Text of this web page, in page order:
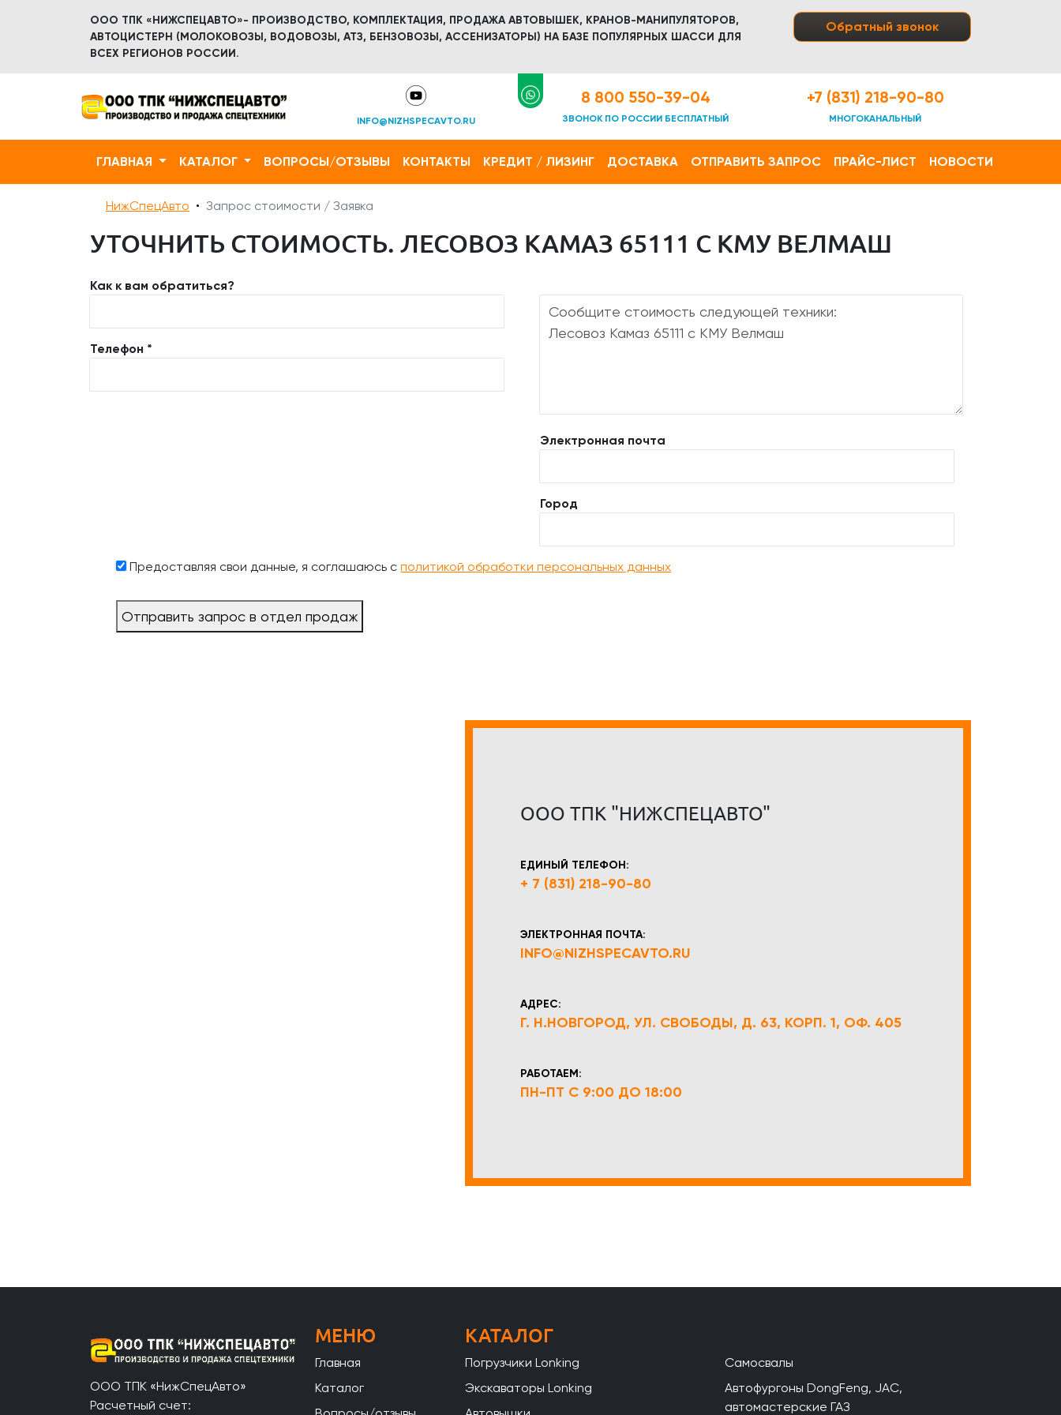
ООО ТПК «НИЖСПЕЦАВТО»- ПРОИЗВОДСТВО, КОМПЛЕКТАЦИЯ, ПРОДАЖА АВТОВЫШЕК, КРАНОВ-МАНИПУЛЯТОРОВ,
АВТОЦИСТЕРН (МОЛОКОВОЗЫ, ВОДОВОЗЫ, АТЗ, БЕНЗОВОЗЫ, АССЕНИЗАТОРЫ) НА БАЗЕ ПОПУЛЯРНЫХ ШАССИ ДЛЯ
ВСЕХ РЕГИОНОВ РОССИИ.
Обратный звонок
INFO@NIZHSPECAVTO.RU
8 800 550-39-04
ЗВОНОК ПО РОССИИ БЕСПЛАТНЫЙ
+7 (831) 218-90-80
МНОГОКАНАЛЬНЫЙ
ГЛАВНАЯ КАТАЛОГ ВОПРОСЫ/ОТЗЫВЫ КОНТАКТЫ КРЕДИТ / ЛИЗИНГ ДОСТАВКА ОТПРАВИТЬ ЗАПРОС ПРАЙС-ЛИСТ НОВОСТИ
НижСпецАвто Запрос стоимости / Заявка
УТОЧНИТЬ СТОИМОСТЬ. ЛЕСОВОЗ КАМАЗ 65111 С КМУ ВЕЛМАШ
Как к вам обратиться?
Телефон *
Электронная почта
Город
Предоставляя свои данные, я соглашаюсь сполитикой обработки персональных данных
Отправить запрос в отдел продаж
ООО ТПК "НИЖСПЕЦАВТО"
ЕДИНЫЙ ТЕЛЕФОН:
+ 7 (831) 218-90-80
ЭЛЕКТРОННАЯ ПОЧТА:
INFO@NIZHSPECAVTO.RU
АДРЕС:
Г. Н.НОВГОРОД, УЛ. СВОБОДЫ, Д. 63, КОРП. 1, ОФ. 405
РАБОТАЕМ:
ПН-ПТ С 9:00 ДО 18:00
ООО ТПК «НижСпецАвто»
Расчетный счет:
МЕНЮ
Главная
Каталог
КАТАЛОГ
Погрузчики Lonking
Экскаваторы Lonking
Самосвалы
Автофургоны DongFeng, JAC,
автомастерские ГАЗ